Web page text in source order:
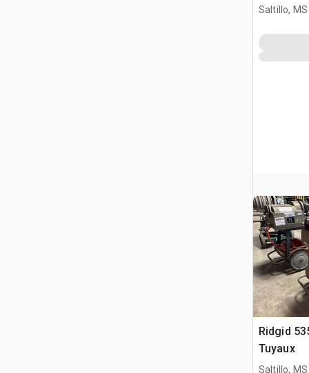
Saltillo, MS
Ridgid
Tuyaux
Saltillo, MS